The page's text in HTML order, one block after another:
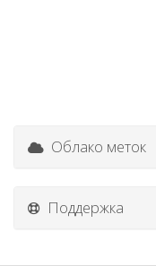
Облако меток
Поддержка